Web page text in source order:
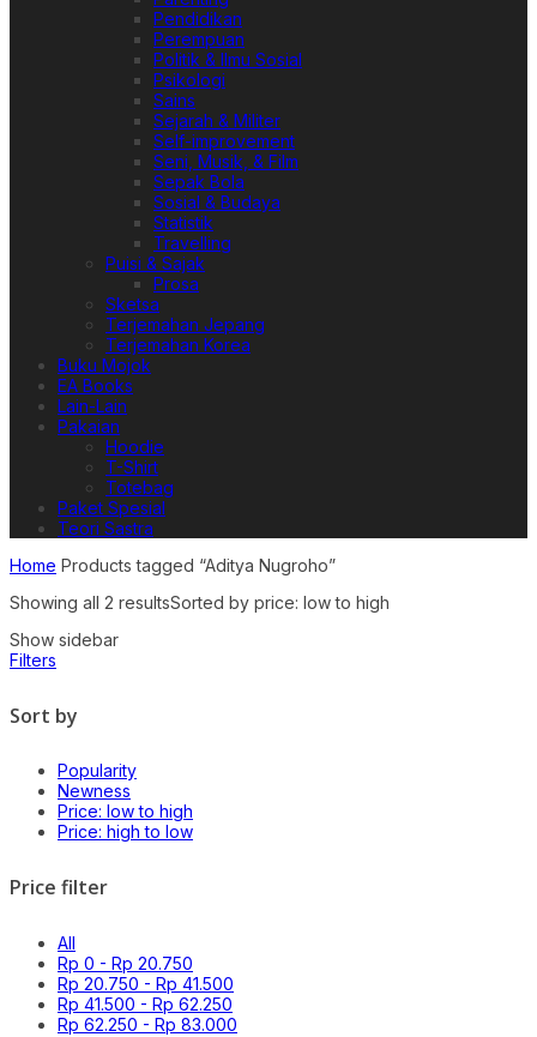
Pendidikan
Perempuan
Politik & Ilmu Sosial
Psikologi
Sains
Sejarah & Militer
Self-improvement
Seni, Musik, & Film
Sepak Bola
Sosial & Budaya
Statistik
Travelling
Puisi & Sajak
Prosa
Sketsa
Terjemahan Jepang
Terjemahan Korea
Buku Mojok
EA Books
Lain-Lain
Pakaian
Hoodie
T-Shirt
Totebag
Paket Spesial
Teori Sastra
Home Products tagged “Aditya Nugroho”
Showing all 2 resultsSorted by price: low to high
Show sidebar
Filters
Sort by
Popularity
Newness
Price: low to high
Price: high to low
Price filter
All
Rp 0 - Rp 20.750
Rp 20.750 - Rp 41.500
Rp 41.500 - Rp 62.250
Rp 62.250 - Rp 83.000